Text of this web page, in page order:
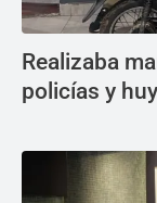
Realizaba
policías y